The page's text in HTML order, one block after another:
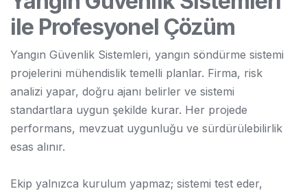
ile Profesyonel Çözüm
Yangın Güvenlik Sistemleri, yangın söndürme sistemi
projelerini mühendislik temelli planlar. Firma, risk
analizi yapar, doğru ajanı belirler ve sistemi
standartlara uygun şekilde kurar. Her projede
performans, mevzuat uygunluğu ve sürdürülebilirlik
esas alınır.
Ekip yalnızca kurulum yapmaz; sistemi test eder,